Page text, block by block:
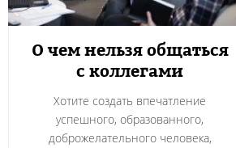
О чем нельзя общаться
с коллегами
Хотите создать впечатление
успешного, образованного,
доброжелательного человека,